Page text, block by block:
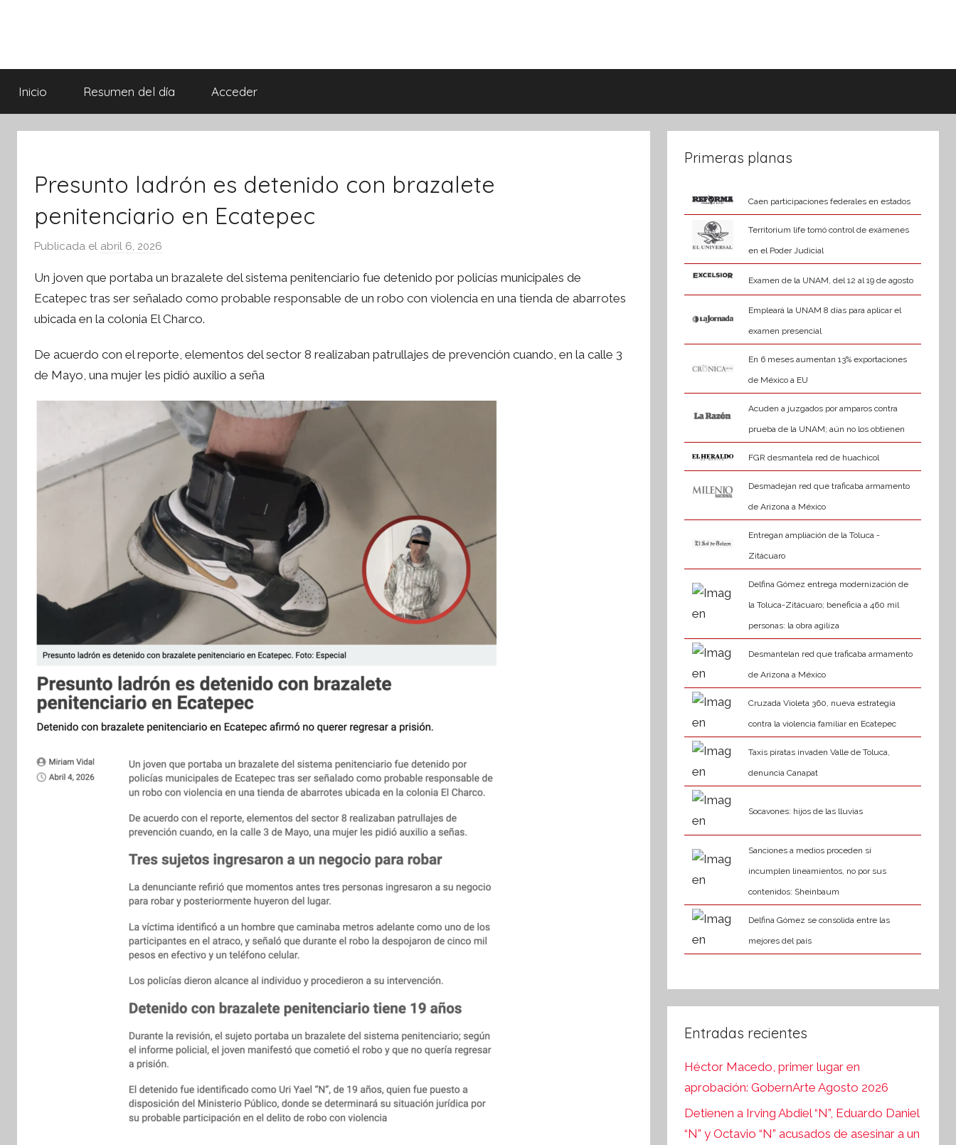
Informativa
Inicio Resumen del día Acceder
Presunto ladrón es detenido con brazalete
penitenciario en Ecatepec
Publicada el abril 6, 2026
r
S
í
t
e
o
m
a
Un joven que portaba un brazalete del sistema penitenciario fue detenido por policías municipales de
Ecatepec tras ser señalado como probable responsable de un robo con violencia en una tienda de abarrotes
ubicada en la colonia El Charco.
De acuerdo con el reporte, elementos del sector 8 realizaban patrullajes de prevención cuando, en la calle 3
de Mayo, una mujer les pidió auxilio a seña
Primeras planas
Caen participaciones federales en estados
Territorium life tomó control de exámenes
en el Poder Judicial
Examen de la UNAM, del 12 al 19 de agosto
Empleará la UNAM 8 días para aplicar el
examen presencial
En 6 meses aumentan 13% exportaciones
de México a EU
Acuden a juzgados por amparos contra
prueba de la UNAM; aún no los obtienen
FGR desmantela red de huachicol
Desmadejan red que traficaba armamento
de Arizona a México
Entregan ampliación de la Toluca -
Zitácuaro
Delfina Gómez entrega modernización de
la Toluca-Zitácuaro; beneficia a 460 mil
personas: la obra agiliza
Desmantelan red que traficaba armamento
de Arizona a México
Cruzada Violeta 360, nueva estrategia
contra la violencia familiar en Ecatepec
Taxis piratas invaden Valle de Toluca,
denuncia Canapat
Socavones: hijos de las lluvias
Sanciones a medios proceden si
incumplen lineamientos, no por sus
contenidos: Sheinbaum
Delfina Gómez se consolida entre las
mejores del país
Entradas recientes
Héctor Macedo, primer lugar en
aprobación: GobernArte Agosto 2026
Detienen a Irving Abdiel “N”, Eduardo Daniel
“N” y Octavio “N” acusados de asesinar a un